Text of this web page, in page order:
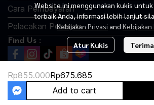
Rp855.000Rp675.685
Add to cart
Website ini menggunakan kukis
terbaik Anda, informasi lebih lanjut
Kebijakan Privasi and Kebijakan
Atur Kukis Terima
Cara Pembayaran
Pelacakan Pesanan
Find Us :
Copyright 2026 | All Rights Reserved |
Jasa Pembuatan Website Oleh